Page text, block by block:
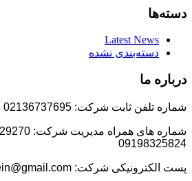
دسته‌ها
Latest News
دسته‌بندی نشده
درباره ما
شماره تلفن ثابت شرکت: 02136737695
09198325824
پست الکترونیکی شرکت: amin.hosein@gmail.com